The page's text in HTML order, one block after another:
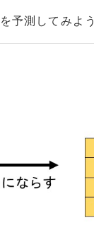
予測してみよう